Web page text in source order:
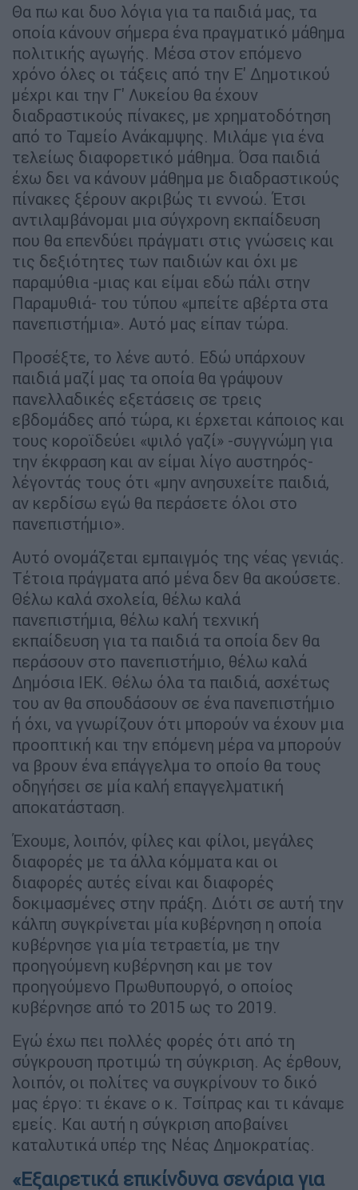
Θα πω και δυο λόγια για τα παιδιά μας, τα
οποία κάνουν σήμερα ένα πραγματικό μάθημα
πολιτικής αγωγής. Μέσα στον επόμενο
χρόνο όλες οι τάξεις από την Ε' Δημοτικού
μέχρι και την Γ' Λυκείου θα έχουν
διαδραστικούς πίνακες, με χρηματοδότηση
από το Ταμείο Ανάκαμψης. Μιλάμε για ένα
τελείως διαφορετικό μάθημα. Όσα παιδιά
έχω δει να κάνουν μάθημα με διαδραστικούς
πίνακες ξέρουν ακριβώς τι εννοώ. Έτσι
αντιλαμβάνομαι μια σύγχρονη εκπαίδευση
που θα επενδύει πράγματι στις γνώσεις και
τις δεξιότητες των παιδιών και όχι με
παραμύθια -μιας και είμαι εδώ πάλι στην
Παραμυθιά- του τύπου «μπείτε αβέρτα στα
πανεπιστήμια». Αυτό μας είπαν τώρα.
Προσέξτε, το λένε αυτό. Εδώ υπάρχουν
παιδιά μαζί μας τα οποία θα γράψουν
πανελλαδικές εξετάσεις σε τρεις
εβδομάδες από τώρα, κι έρχεται κάποιος και
τους κοροϊδεύει «ψιλό γαζί» -συγγνώμη για
την έκφραση και αν είμαι λίγο αυστηρός-
λέγοντάς τους ότι «μην ανησυχείτε παιδιά,
αν κερδίσω εγώ θα περάσετε όλοι στο
πανεπιστήμιο».
Αυτό ονομάζεται εμπαιγμός της νέας γενιάς.
Τέτοια πράγματα από μένα δεν θα ακούσετε.
Θέλω καλά σχολεία, θέλω καλά
πανεπιστήμια, θέλω καλή τεχνική
εκπαίδευση για τα παιδιά τα οποία δεν θα
περάσουν στο πανεπιστήμιο, θέλω καλά
Δημόσια ΙΕΚ. Θέλω όλα τα παιδιά, ασχέτως
του αν θα σπουδάσουν σε ένα πανεπιστήμιο
ή όχι, να γνωρίζουν ότι μπορούν να έχουν μια
προοπτική και την επόμενη μέρα να μπορούν
να βρουν ένα επάγγελμα το οποίο θα τους
οδηγήσει σε μία καλή επαγγελματική
αποκατάσταση.
Έχουμε, λοιπόν, φίλες και φίλοι, μεγάλες
διαφορές με τα άλλα κόμματα και οι
διαφορές αυτές είναι και διαφορές
δοκιμασμένες στην πράξη. Διότι σε αυτή την
κάλπη συγκρίνεται μία κυβέρνηση η οποία
κυβέρνησε για μία τετραετία, με την
προηγούμενη κυβέρνηση και με τον
προηγούμενο Πρωθυπουργό, ο οποίος
κυβέρνησε από το 2015 ως το 2019.
Εγώ έχω πει πολλές φορές ότι από τη
σύγκρουση προτιμώ τη σύγκριση. Ας έρθουν,
λοιπόν, οι πολίτες να συγκρίνουν το δικό
μας έργο: τι έκανε ο κ. Τσίπρας και τι κάναμε
εμείς. Και αυτή η σύγκριση αποβαίνει
καταλυτικά υπέρ της Νέας Δημοκρατίας.
«Εξαιρετικά επικίνδυνα σενάρια για